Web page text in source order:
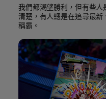
我們都渴望勝利，但有些
清楚，有人總是在追尋最
稱霸。